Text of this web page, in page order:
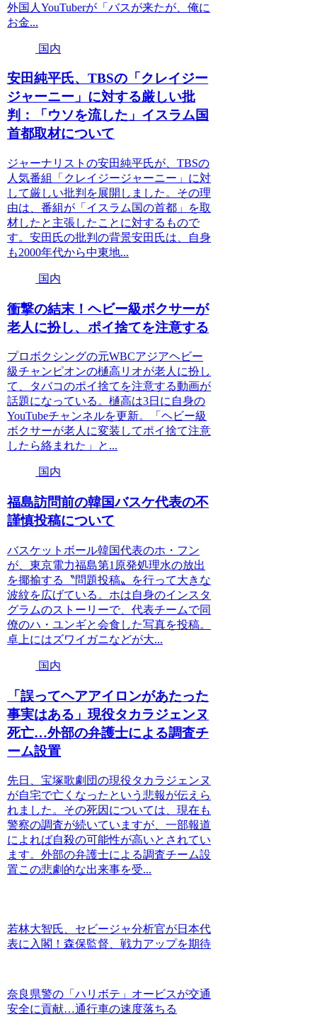
外国人YouTuberが「バスが来たが、俺に
お金...
国内
安田純平氏、TBSの「クレイジー
ジャーニー」に対する厳しい批
判：「ウソを流した」イスラム国
首都取材について
ジャーナリストの安田純平氏が、TBSの
人気番組「クレイジージャーニー」に対
して厳しい批判を展開しました。その理
由は、番組が「イスラム国の首都」を取
材したと主張したことに対するもので
す。安田氏の批判の背景安田氏は、自身
も2000年代から中東地...
国内
衝撃の結末！ヘビー級ボクサーが
老人に扮し、ポイ捨てを注意する
プロボクシングの元WBCアジアヘビー
級チャンピオンの樋高リオが老人に扮し
て、タバコのポイ捨てを注意する動画が
話題になっている。樋高は3日に自身の
YouTubeチャンネルを更新。「ヘビー級
ボクサーが老人に変装してポイ捨て注意
したら絡まれた」と...
国内
福島訪問前の韓国バスケ代表の不
謹慎投稿について
バスケットボール韓国代表のホ・フン
が、東京電力福島第1原発処理水の放出
を揶揄する〝問題投稿〟を行って大きな
波紋を広げている。ホは自身のインスタ
グラムのストーリーで、代表チームで同
僚のハ・ユンギと会食した写真を投稿。
卓上にはズワイガニなどが大...
国内
「誤ってヘアアイロンがあたった
事実はある」現役タカラジェンヌ
死亡…外部の弁護士による調査チ
ーム設置
先日、宝塚歌劇団の現役タカラジェンヌ
が自宅で亡くなったという悲報が伝えら
れました。その死因については、現在も
警察の調査が続いていますが、一部報道
によれば自殺の可能性が高いとされてい
ます。外部の弁護士による調査チーム設
置この悲劇的な出来事を受...
若林大智氏、セビージャ分析官が日本代
表に入閣！森保監督、戦力アップを期待
奈良県警の「ハリボテ」オービスが交通
安全に貢献…通行車の速度落ちる